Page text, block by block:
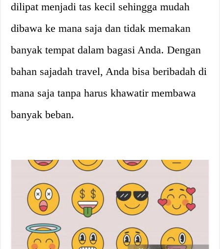
dilipat menjadi tas kecil sehingga mudah
dibawa ke mana saja dan tidak memakan
banyak tempat dalam bagasi Anda. Dengan
bahan sajadah travel, Anda bisa beribadah di
mana saja tanpa harus khawatir membawa
banyak beban.